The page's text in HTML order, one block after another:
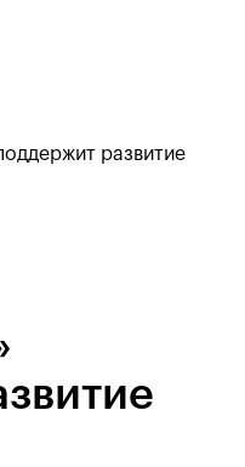
развитие